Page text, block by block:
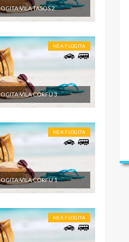
VILA TASOS 2
NEA FLOGITA
VILA CORFU 3
NEA FLOGITA
VILA CORFU 1
NEA FLOGITA